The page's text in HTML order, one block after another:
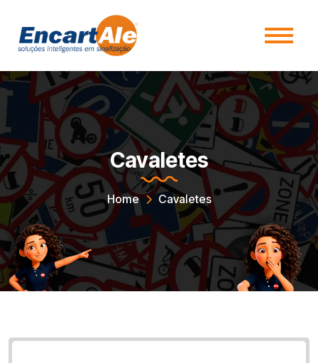
Cavaletes
Home Cavaletes